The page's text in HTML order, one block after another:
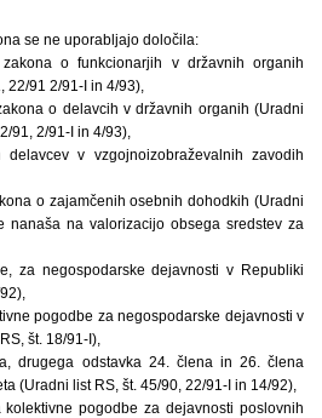
se ne uporabljajo določila:
o funkcionarjih v državnih organih
22/91 2/91-I in 4/93),
o delavcih v državnih organih (Uradni
91, 2/91-I in 4/93),
v vzgojnoizobraževalnih zavodih
o zajamčenih osebnih dohodkih (Uradni
nanaša na valorizacijo obsega sredstev za
za negospodarske dejavnosti v Republiki
pogodbe za negospodarske dejavnosti v
št. 18/91-I),
drugega odstavka 24. člena in 26. člena
(Uradni list RS, št. 45/90, 22/91-I in 14/92),
pogodbe za dejavnosti poslovnih